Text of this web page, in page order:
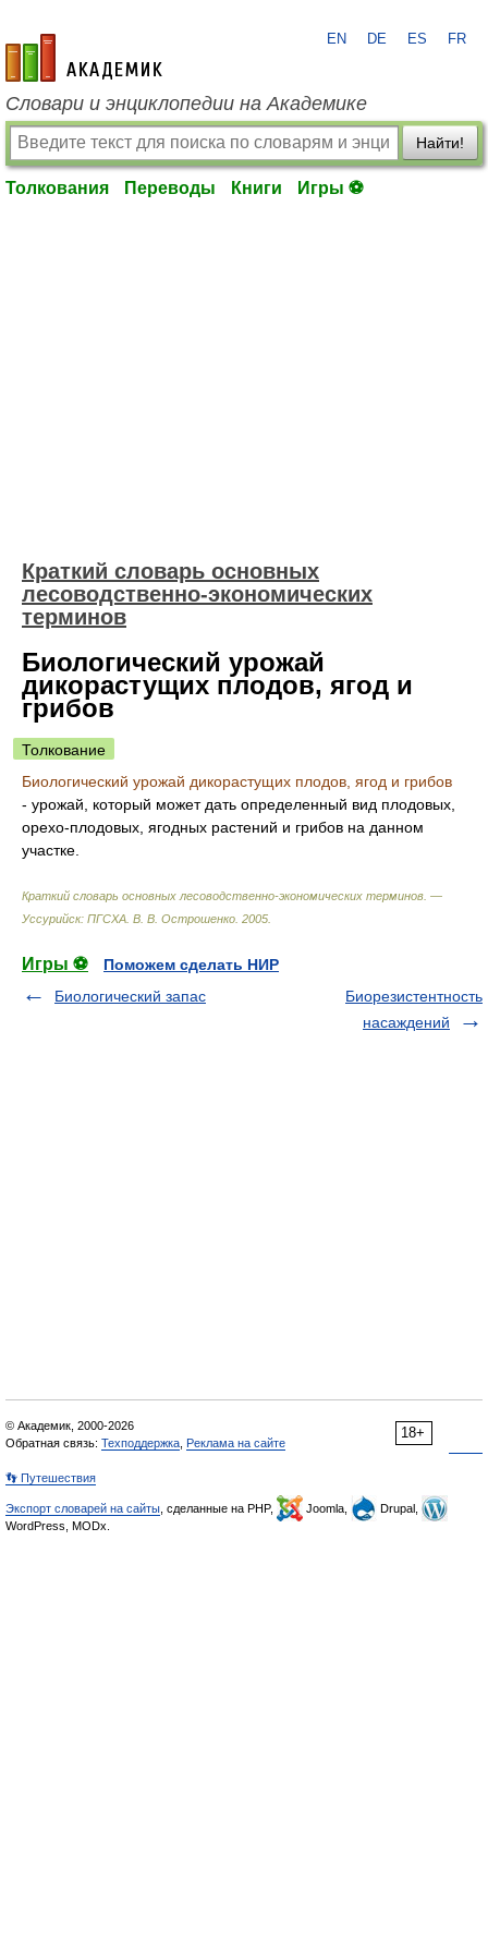
academic.ru
EN DE ES FR
Словари и энциклопедии на Академике
Найти!
Толкования Переводы Книги Игры ⚽
Краткий словарь основных
лесоводственно-экономических
терминов
Биологический урожай
дикорастущих плодов, ягод и
грибов
Толкование
Биологический урожай дикорастущих плодов, ягод и грибов
- урожай, который может дать определенный вид плодовых,
орехо-плодовых, ягодных растений и грибов на данном
участке.
Краткий словарь основных лесоводственно-экономических терминов. —
Уссурийск: ПГСХА В. В. Острошенко 2005
Игры ⚽
Поможем сделать НИР
Биологический запас
Биорезистентность
насаждений
18+
© Академик, 2000-2026
Обратная связь: Техподдержка Реклама на сайте
👣 Путешествия
Экспорт словарей на сайты , сделанные на PHP, Joomla,
Drupal,
WordPress, MODx.